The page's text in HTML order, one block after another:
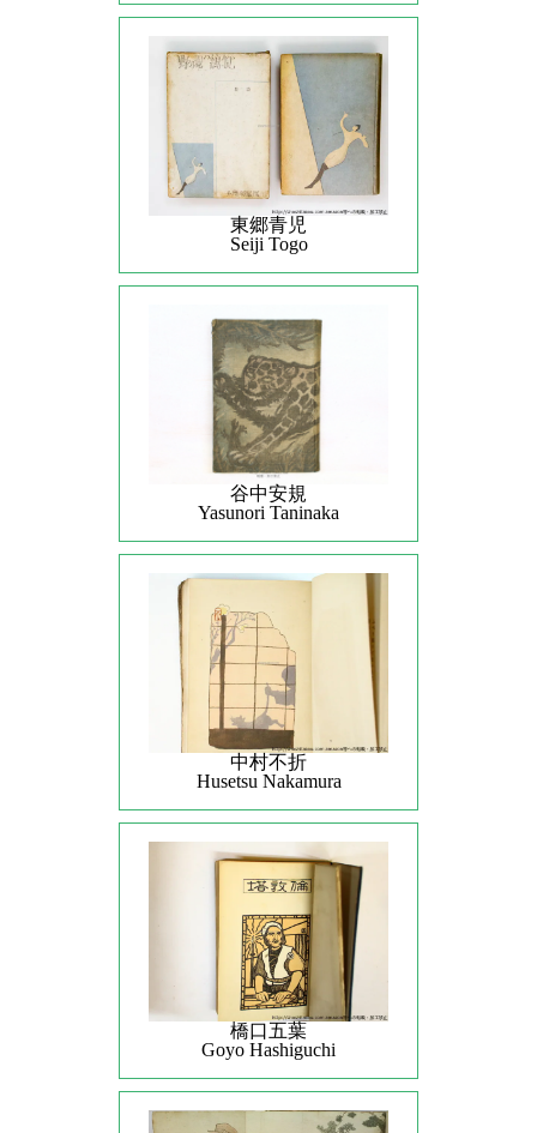
東郷青児
Seiji Togo
谷中安規
Yasunori Taninaka
中村不折
Husetsu Nakamura
橋口五葉
Goyo Hashiguchi